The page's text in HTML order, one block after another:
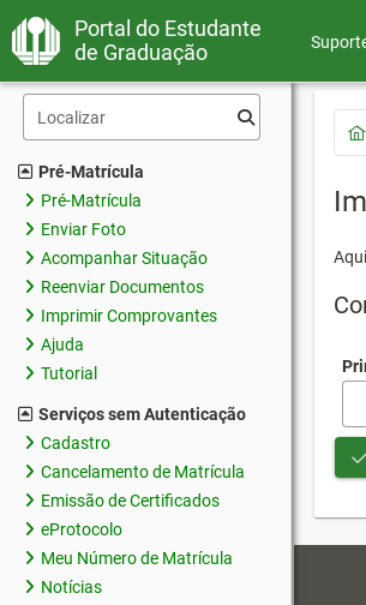
Portal do Estudante
de Graduação
Pré-Matrícula
Pré-Matrícula
Enviar Foto
Acompanhar Situação
Reenviar Documentos
Imprimir Comprovantes
Ajuda
Tutorial
Serviços sem Autenticação
Cadastro
Cancelamento de Matrícula
Emissão de Certificados
eProtocolo
Meu Número de Matrícula
Notícias